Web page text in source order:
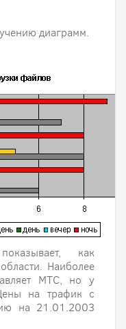
диаграмм.
как
Наиболее
МТС, но у
на трафик с
на 21.01.2003